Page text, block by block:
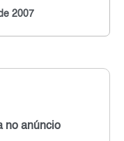
2007
no anúncio